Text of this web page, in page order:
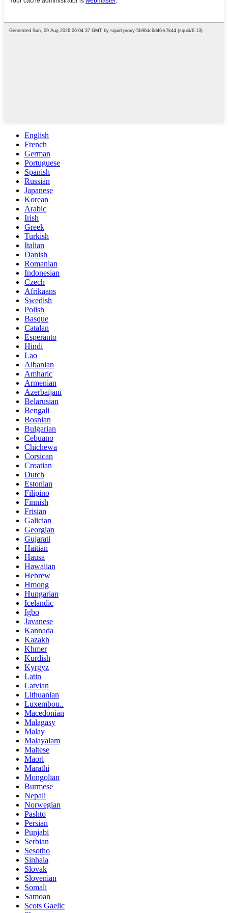
English
French
German
Portuguese
Spanish
Russian
Japanese
Korean
Arabic
Irish
Greek
Turkish
Italian
Danish
Romanian
Indonesian
Czech
Afrikaans
Swedish
Polish
Basque
Catalan
Esperanto
Hindi
Lao
Albanian
Amharic
Armenian
Azerbaijani
Belarusian
Bengali
Bosnian
Bulgarian
Cebuano
Chichewa
Corsican
Croatian
Dutch
Estonian
Filipino
Finnish
Frisian
Galician
Georgian
Gujarati
Haitian
Hausa
Hawaiian
Hebrew
Hmong
Hungarian
Icelandic
Igbo
Javanese
Kannada
Kazakh
Khmer
Kurdish
Kyrgyz
Latin
Latvian
Lithuanian
Luxembou..
Macedonian
Malagasy
Malay
Malayalam
Maltese
Maori
Marathi
Mongolian
Burmese
Nepali
Norwegian
Pashto
Persian
Punjabi
Serbian
Sesotho
Sinhala
Slovak
Slovenian
Somali
Samoan
Scots Gaelic